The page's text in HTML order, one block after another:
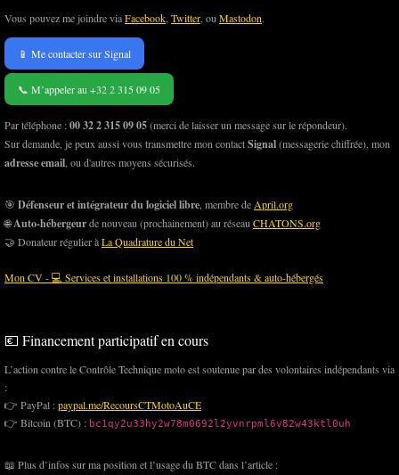
Vous pouvez me joindre viaFacebook Twitter , ou Mastodon.
📱 Me contacter sur Signal
📞 M’appeler au +32 2 315 09 05
Par téléphone :00 32 2 315 09 05(merci de laisser un message sur le répondeur).
Sur demande, je peux aussi vous transmettre mon contactSignal(messagerie chiffrée), mon
adresse email , ou d'autres moyens sécurisés.
🎯 Défenseur et intégrateur du logiciel libre , membre de April.org
🌐Auto-hébergeurde nouveau (prochainement) au réseau CHATONS.org
🤝 Donateur régulier àLa Quadrature du Net
Mon CV - 💻 Services et installations 100 % indépendants & auto-hébergés
💶 Financement participatif en cours
L’action contre le Contrôle Technique moto est soutenue par des volontaires indépendants via
:
👉 PayPal :paypal.me/RecoursCTMotoAuCE
👉 Bitcoin (BTC) : bc1qy2u33hy2w78m0692l2yvnrpml6v82w43ktl0uh
📖 Plus d’infos sur ma position et l’usage du BTC dans l’article :